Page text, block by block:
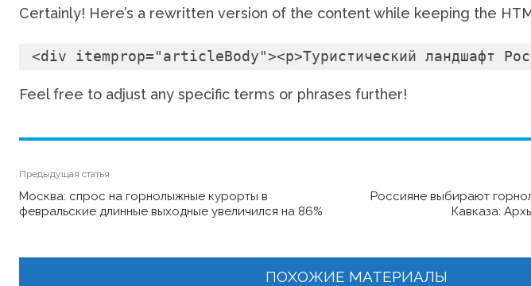
Certainly! Here’s a rewritten version of the content while keeping the
<div itemprop="articleBody"><p>Туристический ландшафт
Feel free to adjust any specific terms or phrases further!
Предыдущая статья
Москва: спрос на горнолыжные курорты в
февральские длинные выходные увеличился на 86%
Россияне выбирают
Кавказа:
ПОХОЖИЕ МАТЕРИАЛЫ